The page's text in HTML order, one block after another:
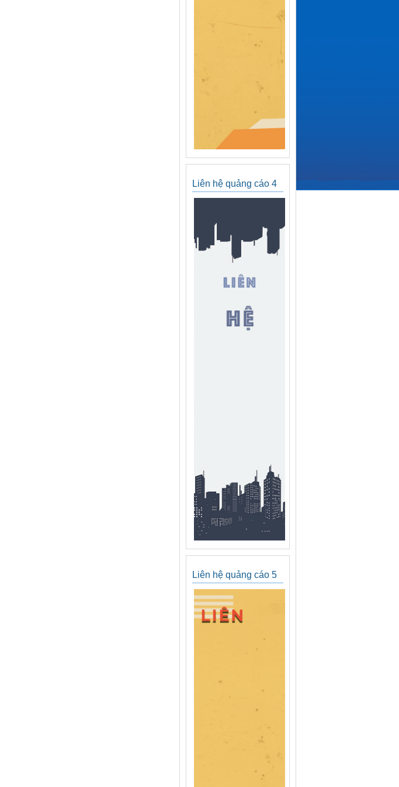
Liên hệ quảng cáo 4
Liên hệ quảng cáo 5